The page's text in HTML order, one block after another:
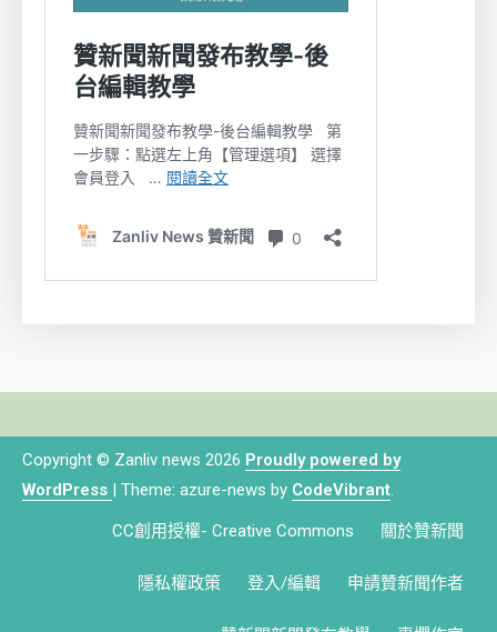
Copyright © Zanliv news 2026 Proudly powered by
WordPress | Theme: azure-news by CodeVibrant.
CC創用授權- Creative Commons 關於贊新聞
隱私權政策 登入/編輯 申請贊新聞作者